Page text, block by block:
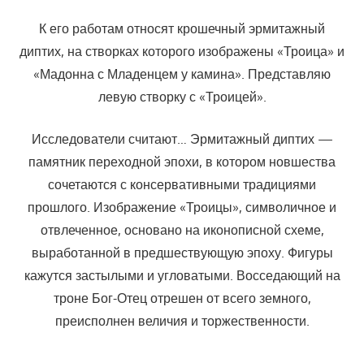
К его работам относят крошечный эрмитажный
диптих, на створках которого изображены «Троица» и
«Мадонна с Младенцем у камина». Представляю
левую створку с «Троицей».
Исследователи считают… Эрмитажный диптих —
памятник переходной эпохи, в котором новшества
сочетаются с консервативными традициями
прошлого. Изображение «Троицы», символичное и
отвлеченное, основано на иконописной схеме,
выработанной в предшествующую эпоху. Фигуры
кажутся застылыми и угловатыми. Восседающий на
троне Бог-Отец отрешен от всего земного,
преисполнен величия и торжественности.